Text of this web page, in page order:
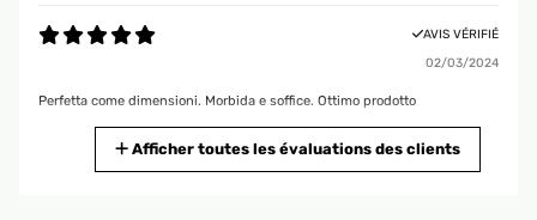
AVIS VÉRIFIÉ
02/03/2024
Perfetta come dimensioni. Morbida e soffice. Ottimo prodotto
Utente Amazon
Afficher toutes les évaluations des clients